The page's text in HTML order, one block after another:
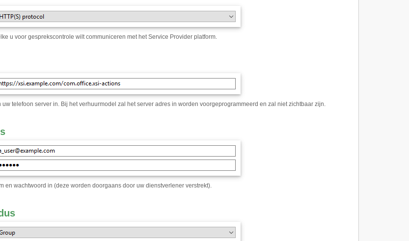
u voor gesprekscontrole wilt communiceren met het Service Provider platform.
uw telefoon server in. Bij het verhuurmodel zal het server adres in worden voorgeprogrammeerd en zal niet zichtbaar zijn.
en wachtwoord in (deze worden doorgaans door uw dienstverlener verstrekt).